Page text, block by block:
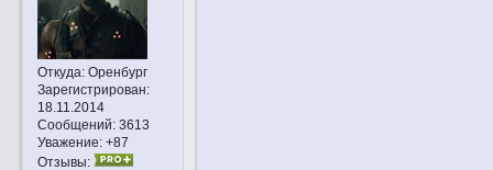
Откуда:Оренбург
Зарегистрирован:
18.11.2014
Сообщений:3613
Уважение: +87
Отзывы: